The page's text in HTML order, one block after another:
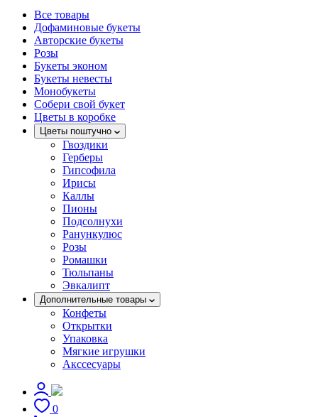
Все товары
Дофаминовые букеты
Авторские букеты
Розы
Букеты эконом
Букеты невесты
Монобукеты
Собери свой букет
Цветы в коробке
Цветы поштучно
Гвоздики
Герберы
Гипсофила
Ирисы
Каллы
Пионы
Подсолнухи
Ранункулюс
Розы
Ромашки
Тюльпаны
Эвкалипт
Дополнительные товары
Конфеты
Открытки
Упаковка
Мягкие игрушки
Акссесуары
0